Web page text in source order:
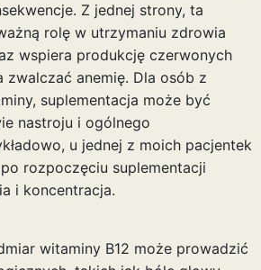
Z jednej strony, ta
rolę w utrzymaniu zdrowia
wspiera produkcję czerwonych
zwalczać anemię. Dla osób z
suplementacja może być
nastroju i ogólnego
u jednej z moich pacjentek
rozpoczęciu suplementacji
i koncentracja.
witaminy B12 może prowadzić